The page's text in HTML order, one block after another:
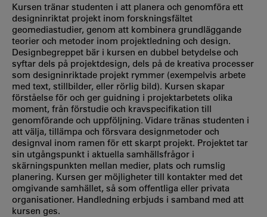
Kursen tränar studenten i att planera och genomföra ett
designinriktat projekt inom forskningsfältet
geomediastudier, genom att kombinera grundläggande
teorier och metoder inom projektledning och design.
Designbegreppet bär i kursen en dubbel betydelse och
syftar dels på projektdesign, dels på de kreativa processer
som designinriktade projekt rymmer (exempelvis arbete
med text, stillbilder, eller rörlig bild). Kursen skapar
förståelse för och ger guidning i projektarbetets olika
moment, från förstudie och kravspecifikation till
genomförande och uppföljning. Vidare tränas studenten i
att välja, tillämpa och försvara designmetoder och
designval inom ramen för ett skarpt projekt. Projektet tar
sin utgångspunkt i aktuella samhällsfrågor i
skärningspunkten mellan medier, plats och rumslig
planering. Kursen ger möjligheter till kontakter med det
omgivande samhället, så som offentliga eller privata
organisationer. Handledning erbjuds i samband med att
kursen ges.